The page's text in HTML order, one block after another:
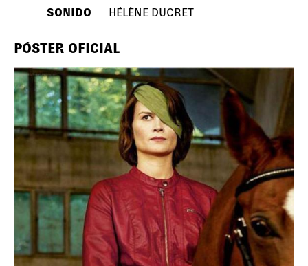
SONIDO
HÉLÈNE DUCRET
PÓSTER OFICIAL